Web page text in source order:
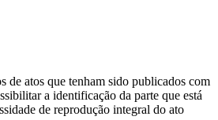
de atos que tenham sido publicados com
a identificação da parte que está
de reprodução integral do ato